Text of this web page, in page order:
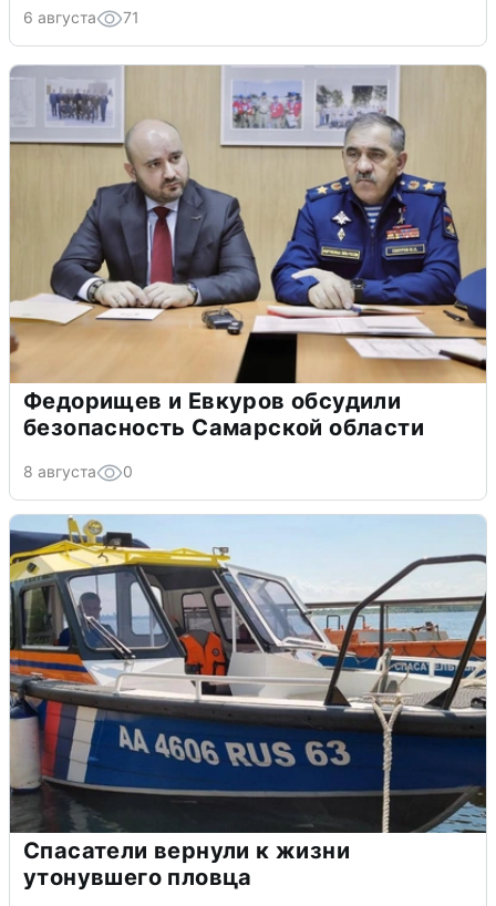
6 августа 71
Федорищев и Евкуров обсудили
безопасность Самарской области
8 августа 0
Спасатели вернули к жизни
утонувшего пловца